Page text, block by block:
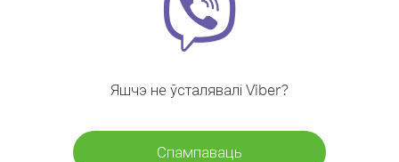
Яшчэ не ўсталявалі Viber?
Спампаваць